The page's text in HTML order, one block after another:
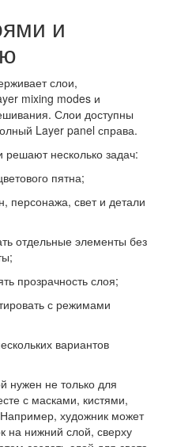
и
слои,
mixing modes и
Слои доступны
Layer panel справа.
несколько задач:
пятна;
персонажа, свет и детали
отдельные элементы без
прозрачность слоя;
с режимами
вариантов
нужен не только для
с масками, кистями,
художник может
на нижний слой, сверху